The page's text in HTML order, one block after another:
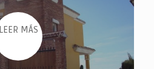
LEER MÁS